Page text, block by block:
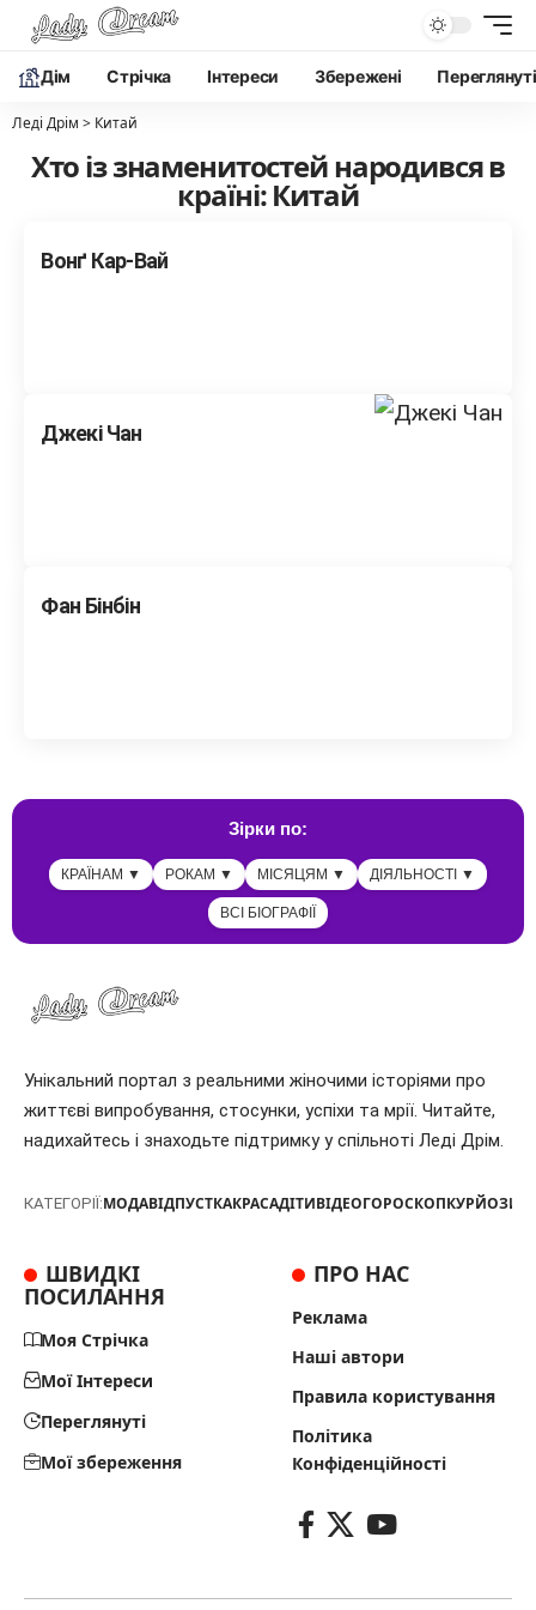
Дім Cтрічка Інтереси Збережені Переглянуті
Леді Дрім > Китай
Хто із знаменитостей народився в
країні: Китай
Вонґ Кар-Вай
Джекі Чан
Фан Бінбін
Зірки по:
КРАЇНАМ ▼ РОКАМ ▼ МІСЯЦЯМ ▼ ДІЯЛЬНОСТІ ▼
ВСІ БІОГРАФІЇ
Унікальний портал з реальними жіночими історіями про
життєві випробування, стосунки, успіхи та мрії. Читайте,
надихайтесь і знаходьте підтримку у спільноті Леді Дрім.
КАТЕГОРІЇ:МОДАВІДПУСТКАКРАСАДІТИВІДЕОГОРОСКОПКУРЙОЗИ
ШВИДКІ
ПОСИЛАННЯ
Моя Стрічка
Мої Інтереси
Переглянуті
Мої збереження
ПРО НАС
Реклама
Наші автори
Правила користування
Політика
Конфіденційності